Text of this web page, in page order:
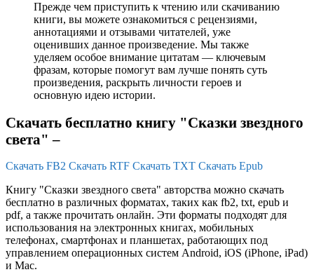
Прежде чем приступить к чтению или скачиванию
книги, вы можете ознакомиться с рецензиями,
аннотациями и отзывами читателей, уже
оценивших данное произведение. Мы также
уделяем особое внимание цитатам — ключевым
фразам, которые помогут вам лучше понять суть
произведения, раскрыть личности героев и
основную идею истории.
Скачать бесплатно книгу "Сказки звездного
света" –
Скачать FB2 Скачать RTF Скачать TXT Скачать Epub
Книгу "Сказки звездного света" авторства можно скачать
бесплатно в различных форматах, таких как fb2, txt, epub и
pdf, а также прочитать онлайн. Эти форматы подходят для
использования на электронных книгах, мобильных
телефонах, смартфонах и планшетах, работающих под
управлением операционных систем Android, iOS (iPhone, iPad)
и Mac.